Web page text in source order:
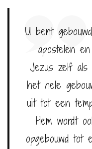
U bent
apostelen
Jezus zelf als
het hele
uit tot een
Hem wordt
opgebouwd tot